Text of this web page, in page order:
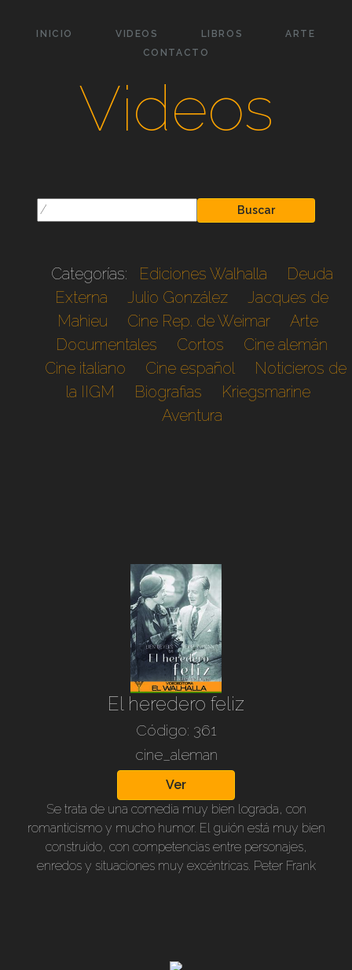
INICIO VIDEOS LIBROS
ARTE
CONTACTO
Videos
Buscar
Categorías: Ediciones Walhalla
Deuda
Externa
Julio González
Jacques de
Mahieu
Cine Rep. de Weimar
Arte
Documentales
Cortos
Cine alemán
Cine italiano
Cine español
Noticieros de
la IIGM
Biografias
Kriegsmarine
Aventura
El heredero feliz
Código: 361
cine_aleman
Ver
Se trata de una comedia muy bien lograda, con
romanticismo y mucho humor. El guión está muy bien
construido, con competencias entre personajes,
enredos y situaciones muy excéntricas. Peter Frank
se pueda mantener abstemio durante un mes!...En la